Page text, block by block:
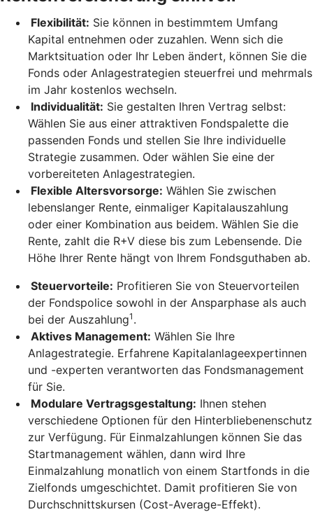
Flexibilität: Sie können in bestimmtem Umfang
Kapital entnehmen oder zuzahlen. Wenn sich die
Marktsituation oder Ihr Leben ändert, können Sie die
Fonds oder Anlagestrategien steuerfrei und mehrmals
im Jahr kostenlos wechseln.
Individualität: Sie gestalten Ihren Vertrag selbst:
Wählen Sie aus einer attraktiven Fondspalette die
passenden Fonds und stellen Sie Ihre individuelle
Strategie zusammen. Oder wählen Sie eine der
vorbereiteten Anlagestrategien.
Flexible Altersvorsorge: Wählen Sie zwischen
lebenslanger Rente, einmaliger Kapitalauszahlung
oder einer Kombination aus beidem. Wählen Sie die
Rente, zahlt die R+V diese bis zum Lebensende. Die
Höhe Ihrer Rente hängt von Ihrem Fondsguthaben ab.
Steuervorteile: Profitieren Sie von Steuervorteilen
der Fondspolice sowohl in der Ansparphase als auch
bei der Auszahlung1 .
Aktives Management: Wählen Sie Ihre
Anlagestrategie. Erfahrene Kapitalanlageexpertinnen
und -experten verantworten das Fondsmanagement
für Sie.
Modulare Vertragsgestaltung: Ihnen stehen
verschiedene Optionen für den Hinterbliebenenschutz
zur Verfügung. Für Einmalzahlungen können Sie das
Startmanagement wählen, dann wird Ihre
Einmalzahlung monatlich von einem Startfonds in die
Zielfonds umgeschichtet. Damit profitieren Sie von
Durchschnittskursen (Cost-Average-Effekt).